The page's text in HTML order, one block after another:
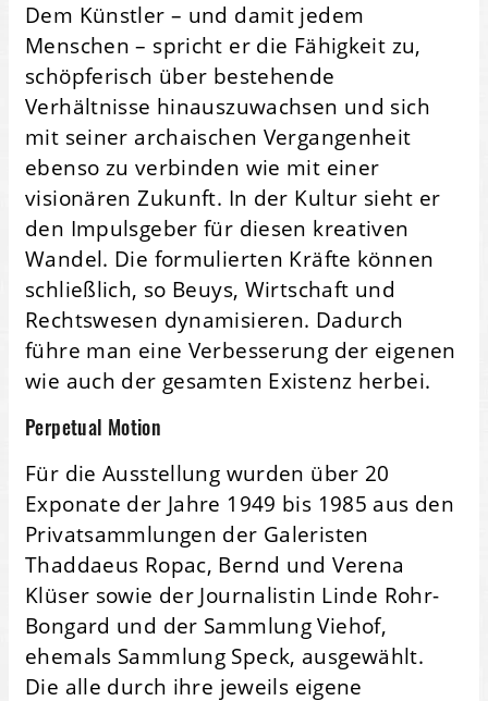
Dem Künstler – und damit jedem
Menschen – spricht er die Fähigkeit zu,
schöpferisch über bestehende
Verhältnisse hinaus­zu­wachsen und sich
mit seiner archaischen Vergangen­heit
ebenso zu verbinden wie mit einer
visionären Zukunft. In der Kultur sieht er
den Impulsgeber für diesen kreativen
Wandel. Die formulierten Kräfte können
schließlich, so Beuys, Wirtschaft und
Rechts­wesen dynamisieren. Dadurch
führe man eine Verbes­serung der eigenen
wie auch der gesamten Existenz herbei.
Perpetual Motion
Für die Ausstellung wurden über 20
Exponate der Jahre 1949 bis 1985 aus den
Privat­sammlungen der Galeristen
Thaddaeus Ropac, Bernd und Verena
Klüser sowie der Journalistin Linde Rohr-
Bongard und der Sammlung Viehof,
ehemals Sammlung Speck, ausgewählt.
Die alle durch ihre jeweils eigene